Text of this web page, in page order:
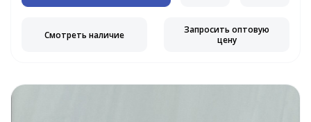
Смотреть наличие
Запросить оптовую
цену